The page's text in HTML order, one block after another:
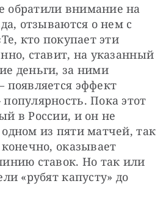
обратили внимание на
отзываются о нем с
кто покупает эти
ставит, на указанный
деньги, за ними
появляется эффект
Пока этот
в России, и он не
из пяти матчей, так
оказывает
ставок. Но так или
«рубят капусту» до